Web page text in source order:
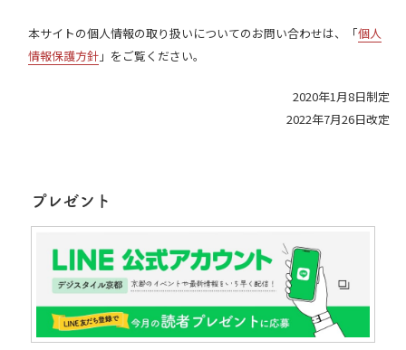
本サイトの個人情報の取り扱いについてのお問い合わせは、「個人
情報保護方針」をご覧ください。
2020年1月8日制定
2022年7月26日改定
プレゼント